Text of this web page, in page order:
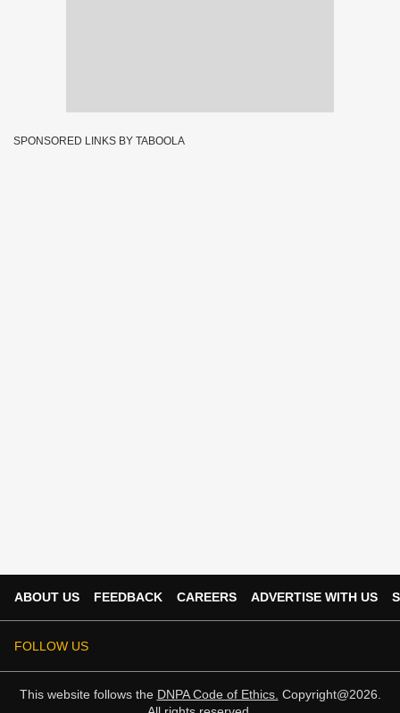
SPONSORED LINKS BY TABOOLA
ABOUT US FEEDBACK CAREERS ADVERTISE WITH US
FOLLOW US
This website follows the DNPA Code of Ethics. Copyright@2026.